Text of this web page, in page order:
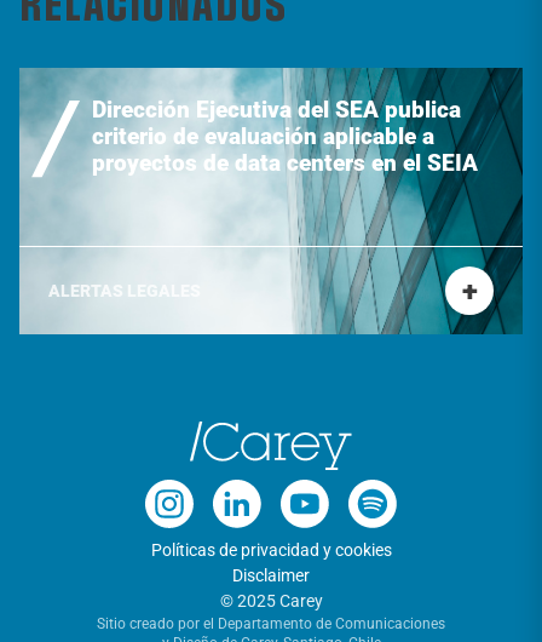
Dirección Ejecutiva del SEA publica
criterio de evaluación aplicable a
proyectos de data centers en el SEIA
ALERTAS LEGALES +
Políticas de privacidad y cookies
Disclaimer
© 2025 Carey
Sitio creado por el Departamento de Comunicaciones